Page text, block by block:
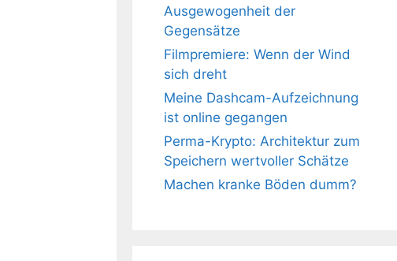
Ausgewogenheit der
Gegensätze
Filmpremiere: Wenn der Wind
sich dreht
Meine Dashcam-Aufzeichnung
ist online gegangen
Perma-Krypto: Architektur zum
Speichern wertvoller Schätze
Machen kranke Böden dumm?